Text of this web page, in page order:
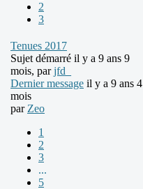
2
3
Tenues 2017
Sujet démarré il y a 9 ans 9
mois, parjfd_
Dernier message il y a 9 ans 4
mois
par Zeo
1
2
3
...
5